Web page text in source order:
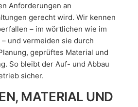
Anforderungen an
gerecht wird. Wir kennen
– im wörtlichen wie im
und vermeiden sie durch
geprüftes Material und
So bleibt der Auf- und Abbau
sicher.
MATERIAL UND